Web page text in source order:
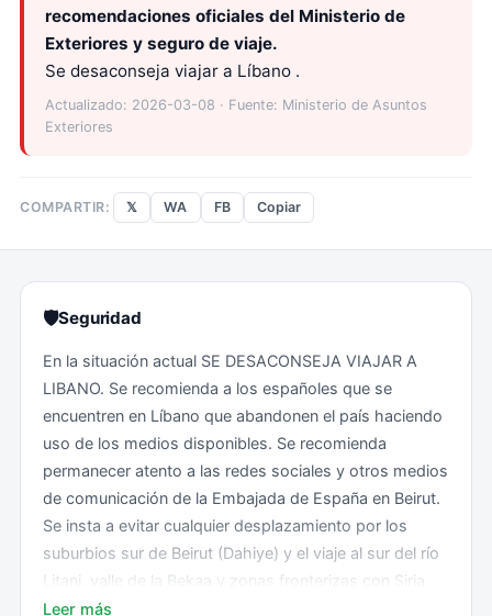
recomendaciones oficiales del Ministerio de
Exteriores y seguro de viaje.
Se desaconseja viajar a Líbano .
Actualizado: 2026-03-08 · Fuente: Ministerio de Asuntos
Exteriores
COMPARTIR: 𝕏 WA FB Copiar
🛡Seguridad
En la situación actual SE DESACONSEJA VIAJAR A
LIBANO. Se recomienda a los españoles que se
encuentren en Líbano que abandonen el país haciendo
uso de los medios disponibles. Se recomienda
permanecer atento a las redes sociales y otros medios
de comunicación de la Embajada de España en Beirut.
Se insta a evitar cualquier desplazamiento por los
suburbios sur de Beirut (Dahiye) y el viaje al sur del río
Litani, valle de la Bekaa y zonas fronterizas con Siria
por ser especialmente peligrosos. Recuerde también
Leer más